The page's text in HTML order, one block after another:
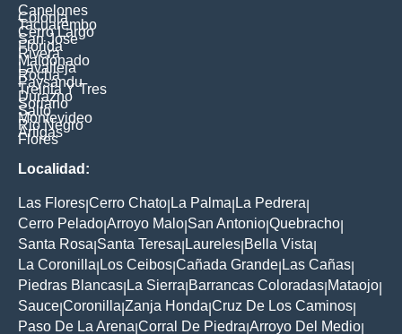
Canelones
Colonia
Tacuarembo
Cerro Largo
San Jose
Florida
Rivera
Maldonado
Lavalleja
Rocha
Paysandu
Treinta Y Tres
Durazno
Soriano
Salto
Montevideo
Rio Negro
Artigas
Flores
Localidad:
Las Flores Cerro Chato La Palma La Pedrera
Cerro Pelado Arroyo Malo San Antonio Quebracho
Santa Rosa Santa Teresa Laureles Bella Vista
La Coronilla Los Ceibos Cañada Grande Las Cañas
Piedras Blancas La Sierra Barrancas Coloradas Mataojo
Sauce Coronilla Zanja Honda Cruz De Los Caminos
Paso De La Arena Corral De Piedra Arroyo Del Medio